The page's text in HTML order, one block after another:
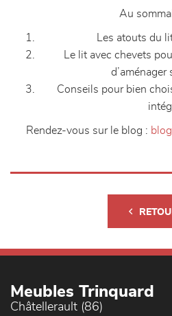
Au
Les atouts du
Le lit avec chevets
d’aménager
Conseils pour bien
Rendez-vous sur le blog :
Meubles Trinquard
Châtellerault (86)